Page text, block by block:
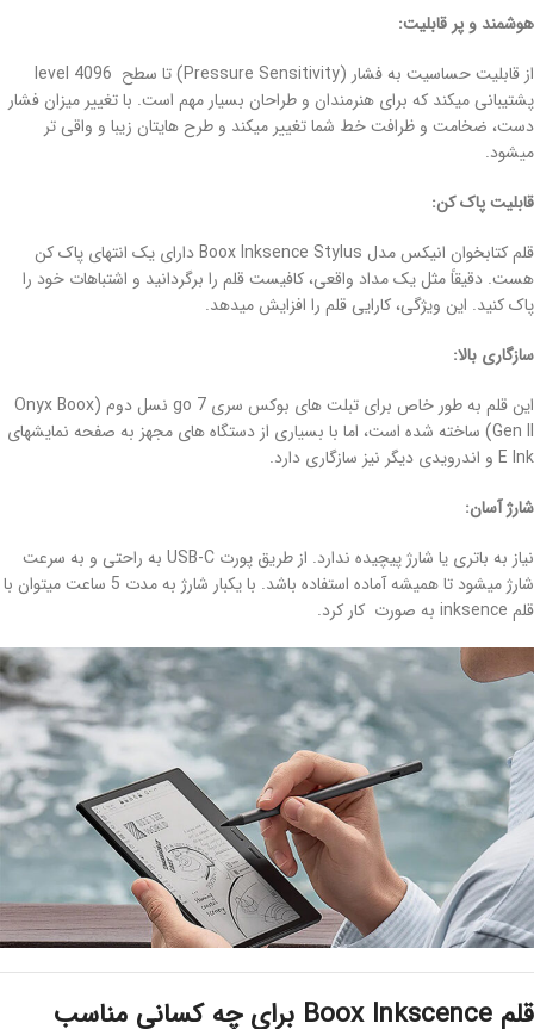
هوشمند و پر قابلیت:
از قابلیت حساسیت به فشار (Pressure Sensitivity) تا سطح 4096 level
پشتیبانی میکند که برای هنرمندان و طراحان بسیار مهم است. با تغییر میزان فشار
دست، ضخامت و ظرافت خط شما تغییر میکند و طرح هایتان زیبا و واقی تر
میشود.
قابلیت پاک کن:
قلم کتابخوان انیکس مدل Boox Inksence Stylus دارای یک انتهای پاک کن
هست. دقیقاً مثل یک مداد واقعی، کافیست قلم را برگردانید و اشتباهات خود را
پاک کنید. این ویژگی، کارایی قلم را افزایش میدهد.
سازگاری بالا:
این قلم به طور خاص برای تبلت های بوکس سری go 7 نسل دوم (Onyx Boox
Gen II) ساخته شده است، اما با بسیاری از دستگاه های مجهز به صفحه نمایشهای
E Ink و اندرویدی دیگر نیز سازگاری دارد.
شارژ آسان:
نیاز به باتری یا شارژ پیچیده ندارد. از طریق پورت USB-C به راحتی و به سرعت
شارژ میشود تا همیشه آماده استفاده باشد. با یکبار شارژ به مدت 5 ساعت میتوان با
قلم inksence به صورت کار کرد.
قلم Boox Inkscence برای چه کسانی مناسب